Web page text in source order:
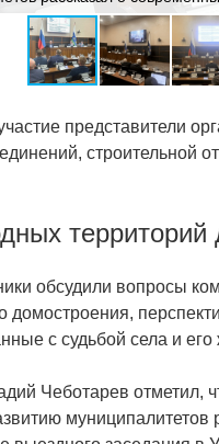
представители
строительной
обсудили вопросы
с судьбой села и его
Чеботарев отметил,